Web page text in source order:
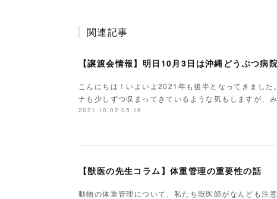
関連記事
【譲渡会情報】明日10月3日は沖縄どうぶつ病
こんにちは！いよいよ2021年も後半となってきまし
ナも少しずつ収まってきているような気もしますが、
2021.10.02 05:16
【獣医の先生コラム】体重管理の重要性の話
動物の体重管理について、私たち獣医師がなんども注